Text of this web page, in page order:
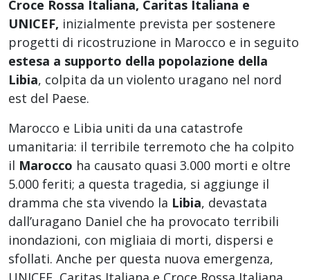
Croce Rossa Italiana, Caritas Italiana e
UNICEF, inizialmente prevista per sostenere
progetti di ricostruzione in Marocco e in seguito
estesa a supporto della popolazione della
Libia, colpita da un violento uragano nel nord
est del Paese.
Marocco e Libia uniti da una catastrofe
umanitaria: il terribile terremoto che ha colpito
il Marocco ha causato quasi 3.000 morti e oltre
5.000 feriti; a questa tragedia, si aggiunge il
dramma che sta vivendo la Libia, devastata
dall’uragano Daniel che ha provocato terribili
inondazioni, con migliaia di morti, dispersi e
sfollati. Anche per questa nuova emergenza,